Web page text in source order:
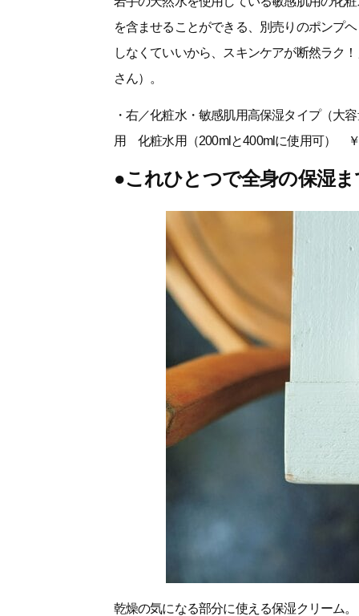
を含ませることができる、別売りのポンプ
しなくていいから、スキンケアが断然ラク
さん）。
・右／化粧水・敏感肌用高保湿タイプ（
用 化粧水用（200mlと400mlに使用可）
●これひとつで全身の保湿
乾燥の気になる部分に使える保湿クリーム